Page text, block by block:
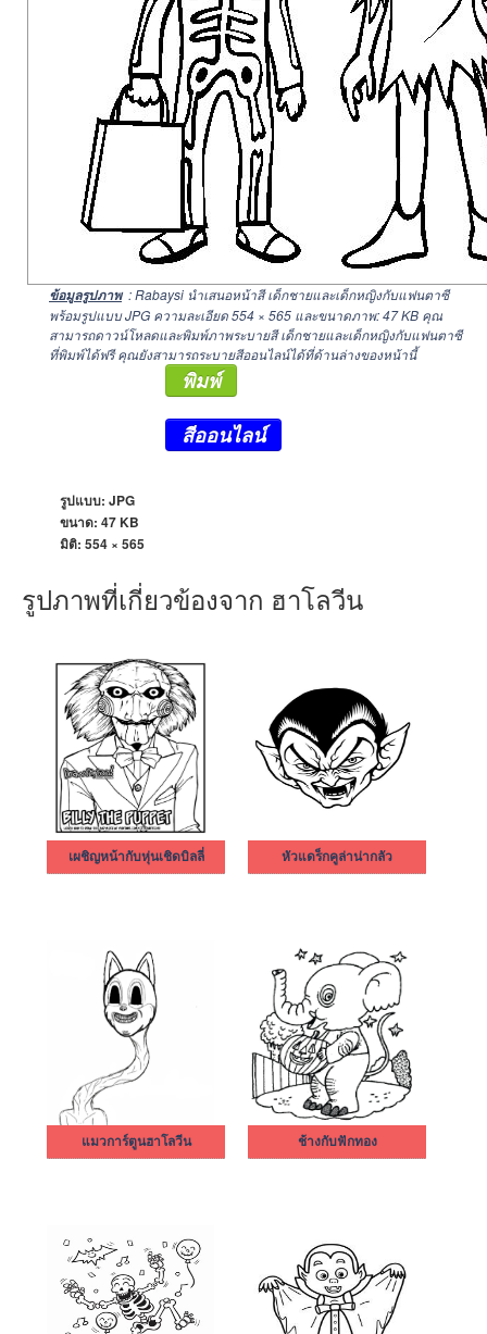
ข้อมูลรูปภาพ : Rabaysi นำเสนอหน้าสี เด็กชายและเด็กหญิงกับแฟนตาซี
พร้อมรูปแบบ JPG ความละเอียด554 × 565 และขนาดภาพ: 47 KB คุณ
สามารถดาวน์โหลดและพิมพ์ภาพระบายสี เด็กชายและเด็กหญิงกับแฟนตาซี
ที่พิมพ์ได้ฟรี คุณยังสามารถระบายสีออนไลน์ได้ที่ด้านล่างของหน้านี้
พิมพ์
สีออนไลน์
รูปแบบ: JPG
ขนาด: 47 KB
มิติ: 554 × 565
รูปภาพที่เกี่ยวข้องจาก ฮาโลวีน
เผชิญหน้ากับหุ่นเชิดบิลลี่ หัวแดร็กคูล่าน่ากลัว
แมวการ์ตูนฮาโลวีน ช้างกับฟักทอง